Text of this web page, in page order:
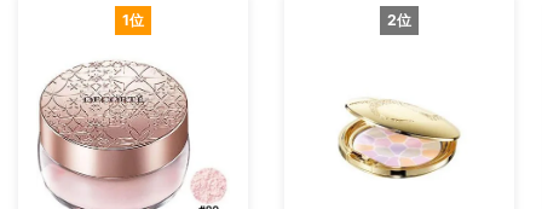
1位 2位